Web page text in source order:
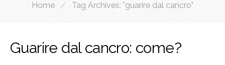
Home / Tag Archives: "guarire dal cancro"
Guarire dal cancro: come?